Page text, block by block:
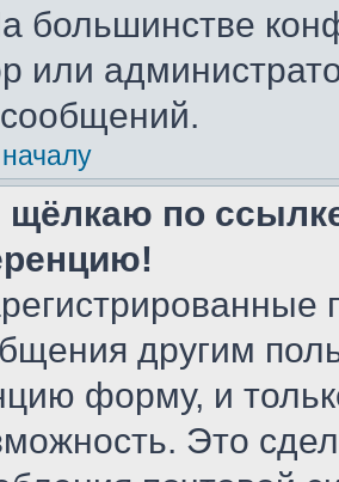
большинстве
или
щёлкаю по
другим
форму, и
Это